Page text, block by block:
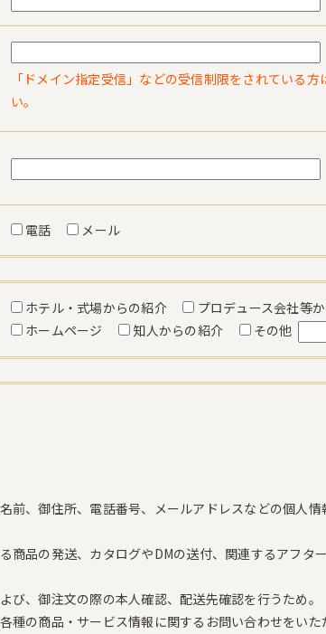
「ドメイン指定受信」などの受信制限をされている
い。
電話 メール
ホテル・式場からの紹介 プロデュース会社
ホームページ
知人からの紹介 その他
、御住所、電話番号、メールアドレスなどの個人情
商品の発送、カタログやDMの送付、関連するアフ
び、御注文の際の本人確認、配送先確認を行うため。
種の商品・サービス情報に関するお問い合わせをい